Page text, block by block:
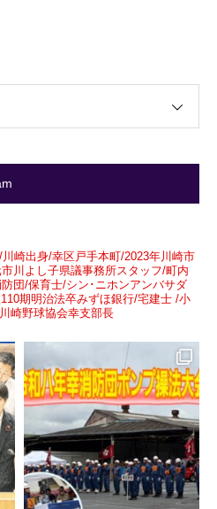
崎出身/幸区戸手本町/2023年川崎市
川よし子県議事務所スタッフ/町内
団/保育士/シン･ニホンアンバサダ
期明治法卒みずほ銀行/宅建士 /小
崎野球協会幸支部長